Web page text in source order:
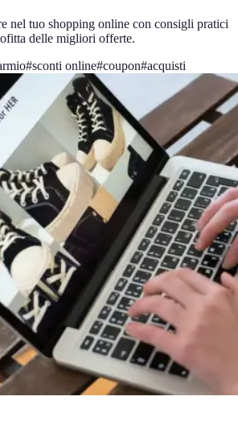
nel tuo shopping online con consigli pratici
delle migliori offerte.
#sconti online#coupon#acquisti